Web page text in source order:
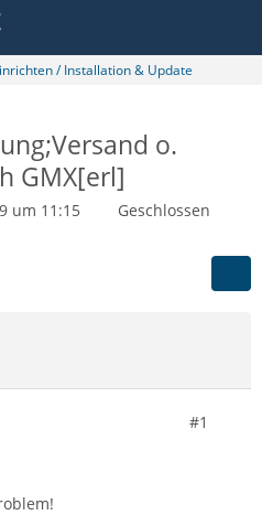
/ Installation & Update
o.
GMX[erl]
um 11:15
Geschlossen
#1